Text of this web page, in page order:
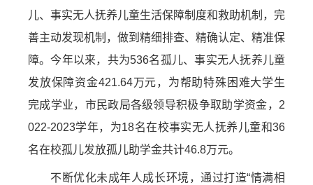
儿、事实无人抚养儿童生活保障制度和救助机制，完
善主动发现机制，做到精细排查、精确认定、精准保
障。今年以来，共为536名孤儿、事实无人抚养儿童
发放保障资金421.64万元，为帮助特殊困难大学生
完成学业，市民政局各级领导积极争取助学资金，2
022-2023学年，为18名在校事实无人抚养儿童和36
名在校孤儿发放孤儿助学金共计46.8万元。
不断优化未成年人成长环境，通过打造“情满相